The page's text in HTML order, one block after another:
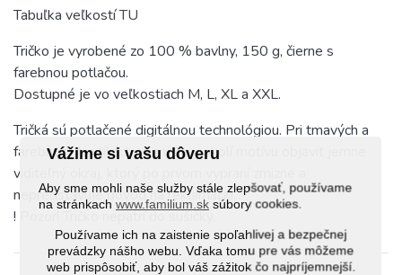
Vážime si vašu dôveru
Aby sme mohli naše služby stále zlepšovať, používame
na stránkachwww.familium.sk súbory cookies.
Používame ich na zaistenie spoľahlivej a bezpečnej
prevádzky nášho webu. Vďaka tomu pre vás môžeme
web prispôsobiť, aby bol váš zážitok čo najpríjemnejší.
Tabuľka veľkostíTU
Tričko je vyrobené zo 100 % bavlny, 150 g, čierne s
farebnou potlačou.
Dostupné je vo veľkostiach M, L, XL a XXL.
Tričká sú potlačené digitálnou technológiou. Pri tmavých a
farebných textíliách sa môže v okolí motívu objaviť jemne
viditeľný okraj, ktorý po prvom vypraní zmizne a
nepredstavuje dôvod na reklamáciu.
! Pozor! Tričko nepatrí do sušičky.